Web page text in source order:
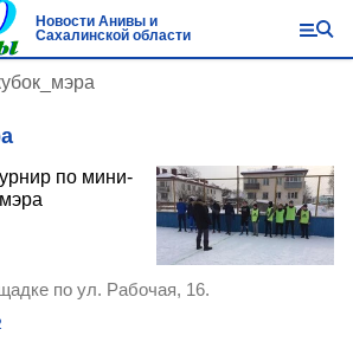
Новости Анивы и
Сахалинской области
по мини-
по ул. Рабочая, 16.